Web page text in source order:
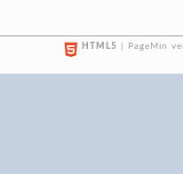
HTML5 | PageMin